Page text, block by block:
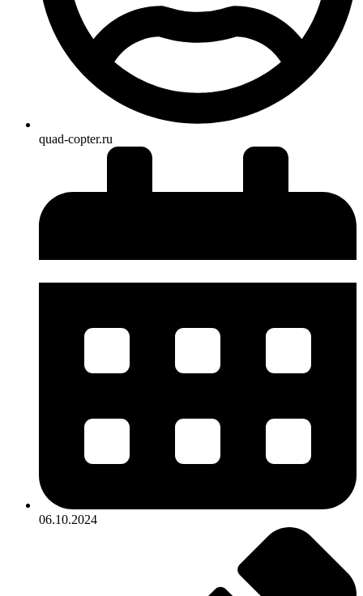
quad-copter.ru
06.10.2024